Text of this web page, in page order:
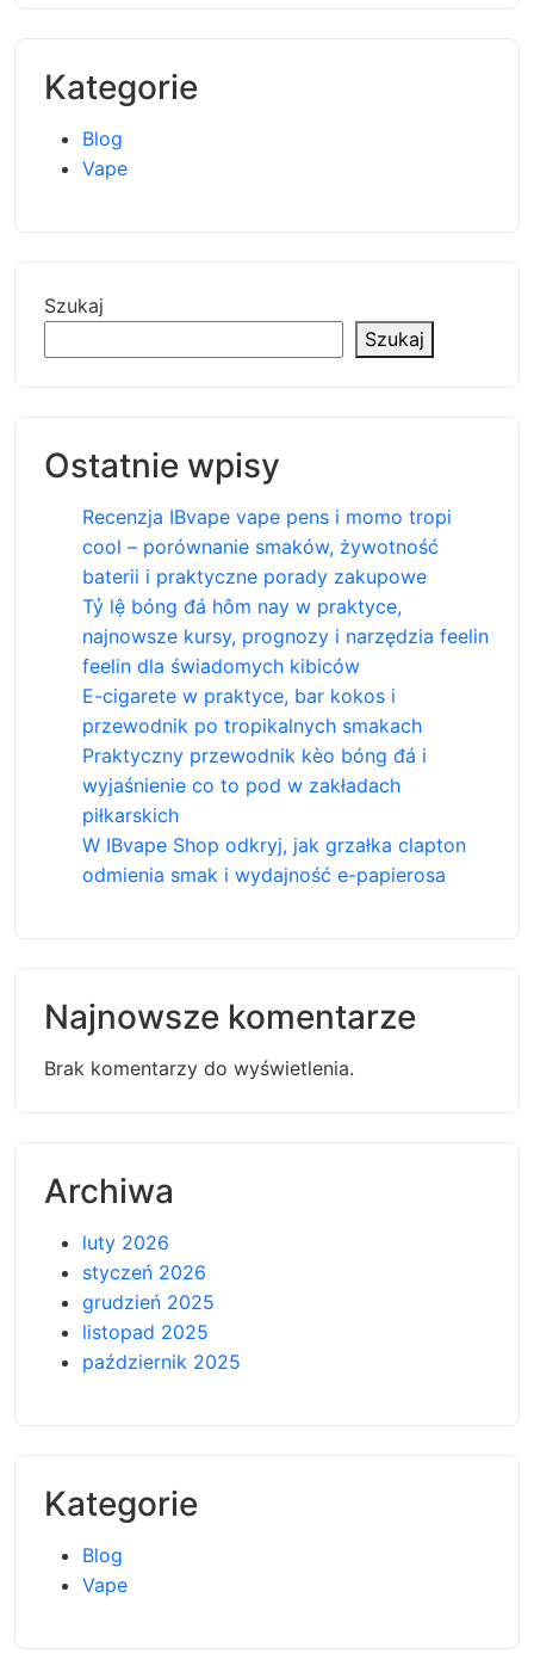
Kategorie
Blog
Vape
Szukaj
Szukaj
Ostatnie wpisy
Recenzja IBvape vape pens i momo tropi
cool – porównanie smaków, żywotność
baterii i praktyczne porady zakupowe
Tỷ lệ bóng đá hôm nay w praktyce,
najnowsze kursy, prognozy i narzędzia feelin
feelin dla świadomych kibiców
E-cigarete w praktyce, bar kokos i
przewodnik po tropikalnych smakach
Praktyczny przewodnik kèo bóng đá i
wyjaśnienie co to pod w zakładach
piłkarskich
W IBvape Shop odkryj, jak grzałka clapton
odmienia smak i wydajność e-papierosa
Najnowsze komentarze
Brak komentarzy do wyświetlenia.
Archiwa
luty 2026
styczeń 2026
grudzień 2025
listopad 2025
październik 2025
Kategorie
Blog
Vape